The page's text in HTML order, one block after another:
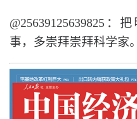
@25639125639825：
事，多崇拜崇拜科学家。